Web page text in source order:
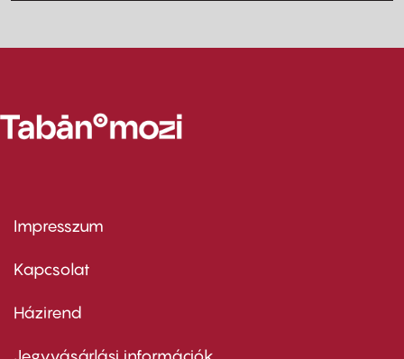
Footer
first
Impresszum
Kapcsolat
Footer
second
Házirend